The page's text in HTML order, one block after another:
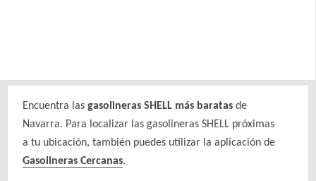
Encuentra lasgasolineras SHELL más baratas de
Navarra. Para localizar las gasolineras SHELL próximas
a tu ubicación, también puedes utilizar la aplicación de
Gasolineras Cercanas.